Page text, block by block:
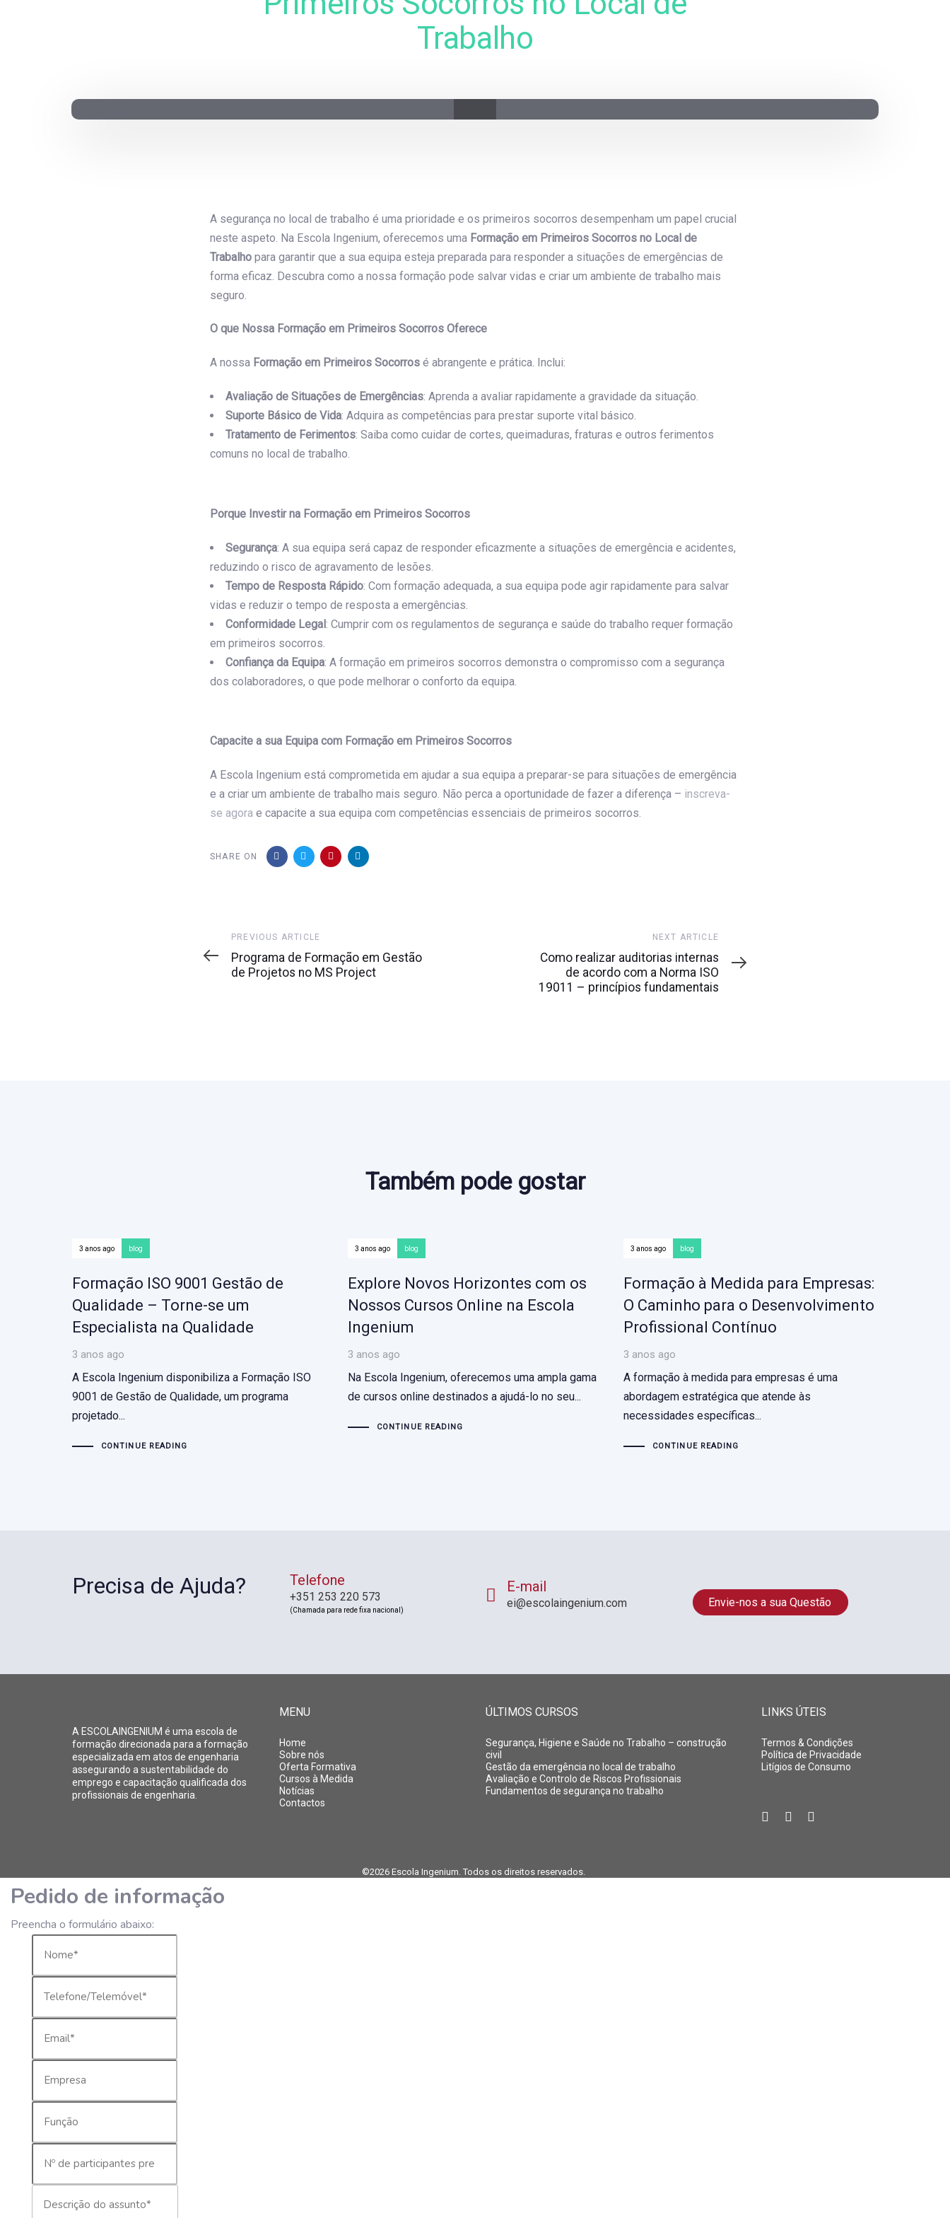
Trabalho
A segurança no local de trabalho é uma prioridade e os primeiros socorros desempenham um papel crucial
neste aspeto. Na Escola Ingenium, oferecemos uma Formação em Primeiros Socorros no Local de
Trabalho para garantir que a sua equipa esteja preparada para responder a situações de emergências de
forma eficaz. Descubra como a nossa formação pode salvar vidas e criar um ambiente de trabalho mais
seguro.
O que Nossa Formação em Primeiros Socorros Oferece
A nossa Formação em Primeiros Socorros é abrangente e prática. Inclui:
Avaliação de Situações de Emergências: Aprenda a avaliar rapidamente a gravidade da situação.
Suporte Básico de Vida: Adquira as competências para prestar suporte vital básico.
Tratamento de Ferimentos: Saiba como cuidar de cortes, queimaduras, fraturas e outros ferimentos
comuns no local de trabalho.
Porque Investir na Formação em Primeiros Socorros
Segurança: A sua equipa será capaz de responder eficazmente a situações de emergência e acidentes,
reduzindo o risco de agravamento de lesões.
Tempo de Resposta Rápido: Com formação adequada, a sua equipa pode agir rapidamente para salvar
vidas e reduzir o tempo de resposta a emergências.
Conformidade Legal: Cumprir com os regulamentos de segurança e saúde do trabalho requer formação
em primeiros socorros.
Confiança da Equipa: A formação em primeiros socorros demonstra o compromisso com a segurança
dos colaboradores, o que pode melhorar o conforto da equipa.
Capacite a sua Equipa com Formação em Primeiros Socorros
A Escola Ingenium está comprometida em ajudar a sua equipa a preparar-se para situações de emergência
e a criar um ambiente de trabalho mais seguro. Não perca a oportunidade de fazer a diferença – inscreva-
se agora e capacite a sua equipa com competências essenciais de primeiros socorros.
SHARE ON
Previous
Article
PREVIOUS ARTICLE
Programa de Formação em Gestão
de Projetos no MS Project
Article
NEXT ARTICLE
Como realizar auditorias internas
de acordo com a Norma ISO
19011 – princípios fundamentais
Também pode gostar
3 anos ago blog
Formação ISO 9001 Gestão de
Qualidade – Torne-se um
Especialista na Qualidade
3 anos ago
A Escola Ingenium disponibiliza a Formação ISO
9001 de Gestão de Qualidade, um programa
projetado...
CONTINUE READING
3 anos ago blog
Explore Novos Horizontes com os
Nossos Cursos Online na Escola
Ingenium
3 anos ago
Na Escola Ingenium, oferecemos uma ampla gama
de cursos online destinados a ajudá-lo no seu...
CONTINUE READING
3 anos ago blog
Formação à Medida para Empresas:
O Caminho para o Desenvolvimento
Profissional Contínuo
3 anos ago
A formação à medida para empresas é uma
abordagem estratégica que atende às
necessidades específicas...
CONTINUE READING
Precisa de Ajuda? Telefone
+351 253 220 573
(Chamada para rede fixa nacional)
E-mail
ei@escolaingenium.com Envie-nos a sua Questão
A ESCOLAINGENIUM é uma escola de
formação direcionada para a formação
especializada em atos de engenharia
assegurando a sustentabilidade do
emprego e capacitação qualificada dos
profissionais de engenharia.
MENU
Home
Sobre nós
Oferta Formativa
Cursos à Medida
Notícias
Contactos
ÚLTIMOS CURSOS
Segurança, Higiene e Saúde no Trabalho – construção
civil
Gestão da emergência no local de trabalho
Avaliação e Controlo de Riscos Profissionais
Fundamentos de segurança no trabalho
LINKS ÚTEIS
Termos & Condições
Política de Privacidade
Litígios de Consumo
©2026 Escola Ingenium. Todos os direitos reservados.
Pedido de informação
Preencha o formulário abaixo: